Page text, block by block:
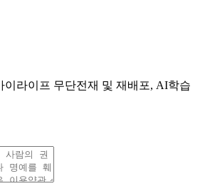
라이프 무단전재 및 재배포, AI학습